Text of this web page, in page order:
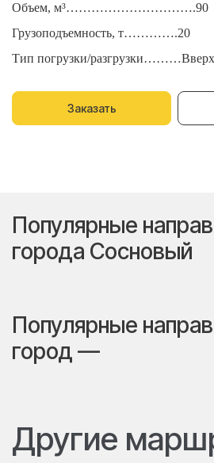
Объем, м³………………………….90
Грузоподъемность, т………….20
Тип погрузки/
Заказать
Популярные
города Сосновый
Популярные
город —
Другие